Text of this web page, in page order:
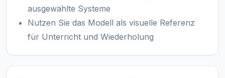
ausgewählte Systeme
Nutzen Sie das Modell als visuelle Referenz
für Unterricht und Wiederholung